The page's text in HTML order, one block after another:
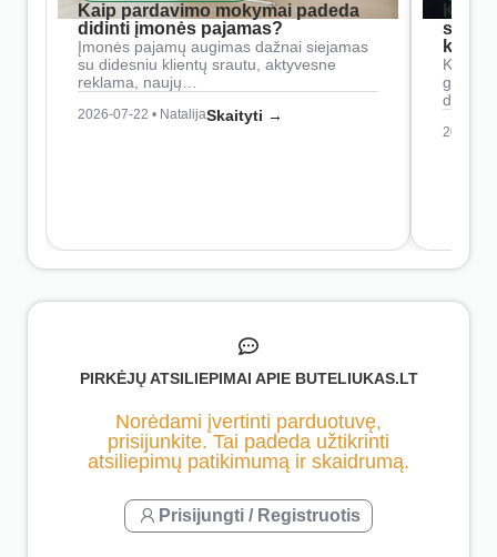
Kaip pardavimo mokymai padeda
didinti įmonės pajamas?
Įmonės pajamų augimas dažnai siejamas
su didesniu klientų srautu, aktyvesne
reklama, naujų…
2026-07-22 • NatalijaSkaityti →
Kaip
2026-
PIRKĖJŲ ATSILIEPIMAI APIE BUTELIUKAS.LT
Norėdami įvertinti parduotuvę,
prisijunkite. Tai padeda užtikrinti
atsiliepimų patikimumą ir skaidrumą.
Prisijungti / Registruotis